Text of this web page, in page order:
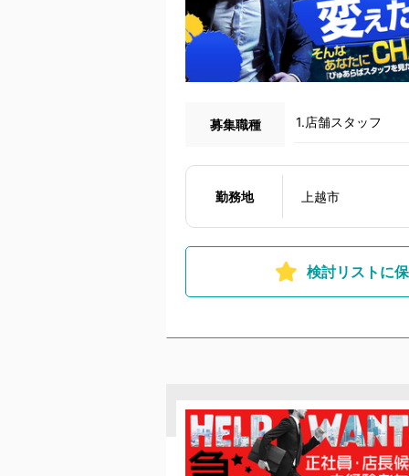
募集職種 1.店舗スタッフ
勤務地 上越市
検討リストに